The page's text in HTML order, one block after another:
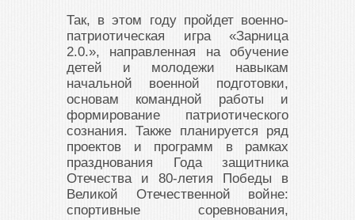
Так, в этом году пройдет военно-
патриотическая игра «Зарница
2.0.», направленная на обучение
детей и молодежи навыкам
начальной военной подготовки,
основам командной работы и
формирование патриотического
сознания. Также планируется ряд
проектов и программ в рамках
празднования Года защитника
Отечества и 80-летия Победы в
Великой Отечественной войне:
спортивные соревнования,